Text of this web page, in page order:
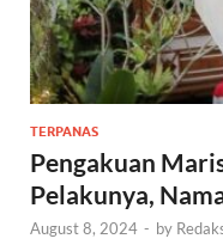
TERPANAS
Pengakuan
Pelakunya,
August 8, 2024 - by